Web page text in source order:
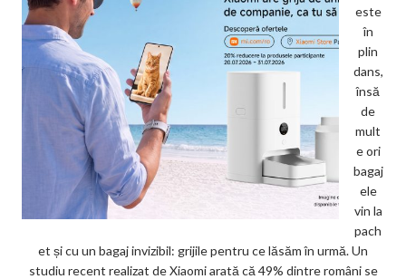
este
în
plin
dans,
însă
de
mult
e ori
bagaj
ele
vin la
pach
et și cu un bagaj invizibil: grijile pentru ce lăsăm în urmă. Un
studiu recent realizat de Xiaomi arată că 49% dintre români se